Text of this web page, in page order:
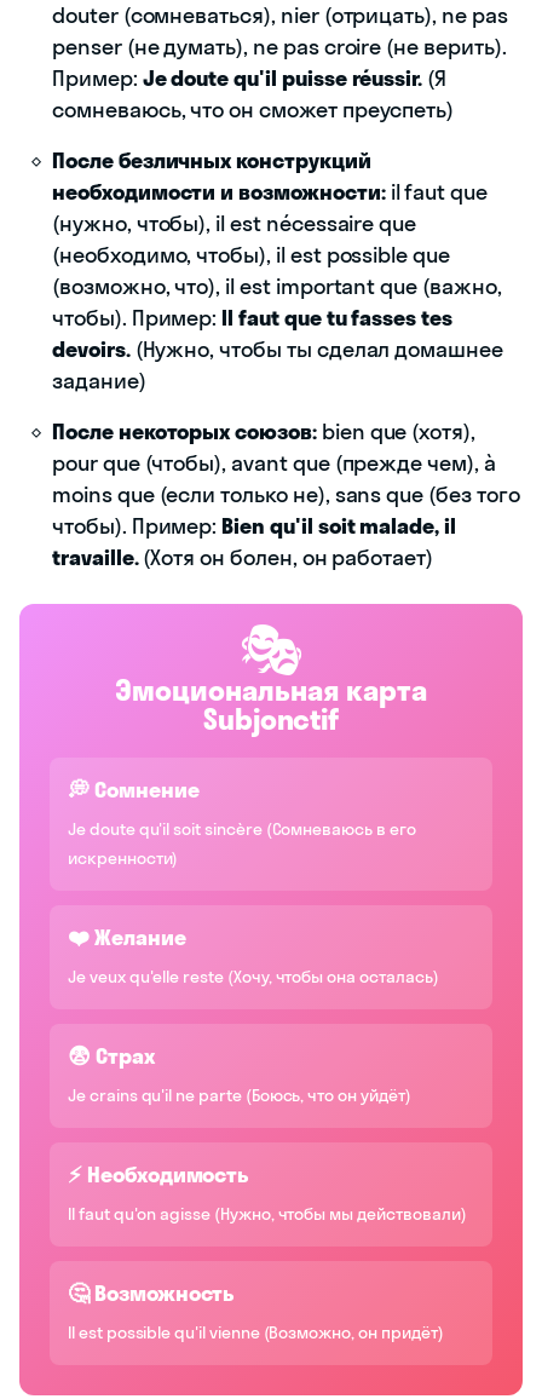
douter (сомневаться), nier (отрицать), ne pas
penser (не думать), ne pas croire (не верить).
Пример: Je doute qu'il puisse réussir. (Я
сомневаюсь, что он сможет преуспеть)
После безличных конструкций
необходимости и возможности:il faut que
(нужно, чтобы), il est nécessaire que
(необходимо, чтобы), il est possible que
(возможно, что), il est important que (важно,
чтобы). Пример:Il faut que tu fasses tes
devoirs.(Нужно, чтобы ты сделал домашнее
задание)
После некоторых союзов:bien que (хотя),
pour que (чтобы), avant que (прежде чем), à
moins que (если только не), sans que (без того
чтобы). Пример:Bien qu'il soit malade, il
travaille.(Хотя он болен, он работает)
🎭
Эмоциональная карта
Subjonctif
💭 Сомнение
Je doute qu'il soit sincère (Сомневаюсь в его
искренности)
❤️ Желание
Je veux qu'elle reste (Хочу, чтобы она осталась)
😨 Страх
Je crains qu'il ne parte (Боюсь, что он уйдёт)
⚡ Необходимость
Il faut qu'on agisse (Нужно, чтобы мы действовали)
🤔 Возможность
Il est possible qu'il vienne (Возможно, он придёт)